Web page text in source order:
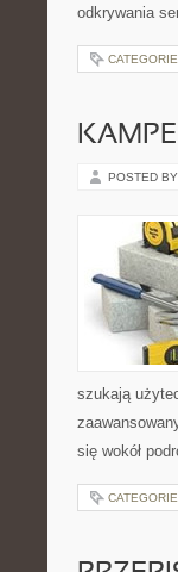
odkrywania
POSTED
szukają
się wokół